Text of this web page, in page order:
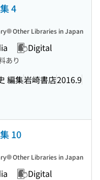
4
Digital
あり
編集岩崎書店2016.9
Other Libraries in Japan
10
Digital
Other Libraries in Japan